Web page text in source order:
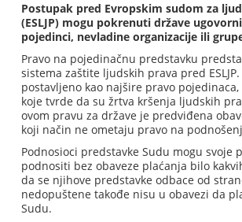
Postupak pred Evropskim sudom za
(ESLJP) mogu pokrenuti države
pojedinci, nevladine organizacije ili
Pravo na pojedinačnu predstavku
sistema zaštite ljudskih prava pred
postavljeno kao najšire pravo
koje tvrde da su žrtva kršenja ljudskih
ovom pravu za države je predviđena
koji način ne ometaju pravo na
Podnosioci predstavke Sudu mogu svoje
podnositi bez obaveze plaćanja bilo
da se njihove predstavke odbace od
nedopuštene takođe nisu u obavezi da
Sudu.